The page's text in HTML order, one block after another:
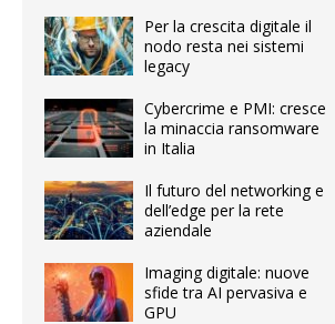
Per la crescita digitale il
nodo resta nei sistemi
legacy
Cybercrime e PMI: cresce
la minaccia ransomware
in Italia
Il futuro del networking e
dell’edge per la rete
aziendale
Imaging digitale: nuove
sfide tra AI pervasiva e
GPU